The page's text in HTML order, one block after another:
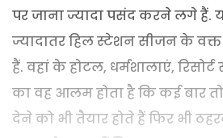
पर जाना ज्यादा पसंद करने लगे हैं.
ज्यादातर हिल स्टेशन सीजन के
हैं. वहां के होटल, धर्मशालाएं,
का वह आलम होता है कि कई बार
देने को भी तैयार होते हैं फिर भी